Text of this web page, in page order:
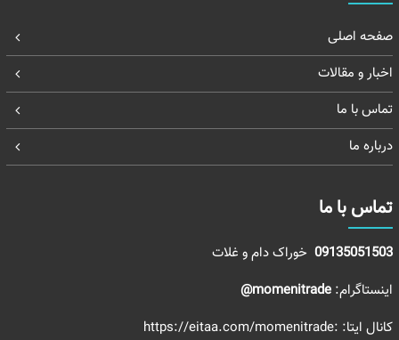
صفحه اصلی
اخبار و مقالات
تماس با ما
درباره ما
تماس با ما
09135051503خوراک دام و غلات
اینستاگرام: momenitrade@
کانال ایتا: :https://eitaa.com/momenitrade